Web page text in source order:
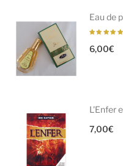
Eau de
6,00€
L'Enfer
7,00€